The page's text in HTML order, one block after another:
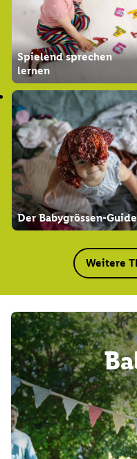
Spielend sprechen
lernen
Der Babygrössen-Guide
Weitere